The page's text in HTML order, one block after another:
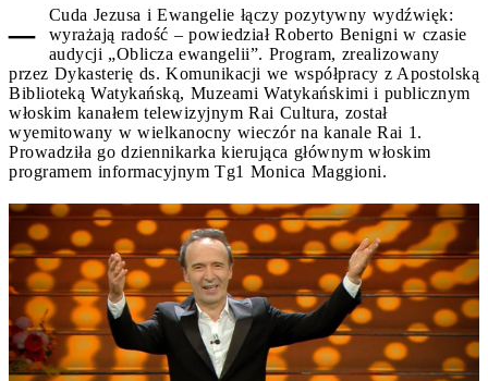
–
Cuda Jezusa i Ewangelie łączy pozytywny wydźwięk:
wyrażają radość – powiedział Roberto Benigni w czasie
audycji „Oblicza ewangelii”. Program, zrealizowany
przez Dykasterię ds. Komunikacji we współpracy z Apostolską
Biblioteką Watykańską, Muzeami Watykańskimi i publicznym
włoskim kanałem telewizyjnym Rai Cultura, został
wyemitowany w wielkanocny wieczór na kanale Rai 1.
Prowadziła go dziennikarka kierująca głównym włoskim
programem informacyjnym Tg1 Monica Maggioni.